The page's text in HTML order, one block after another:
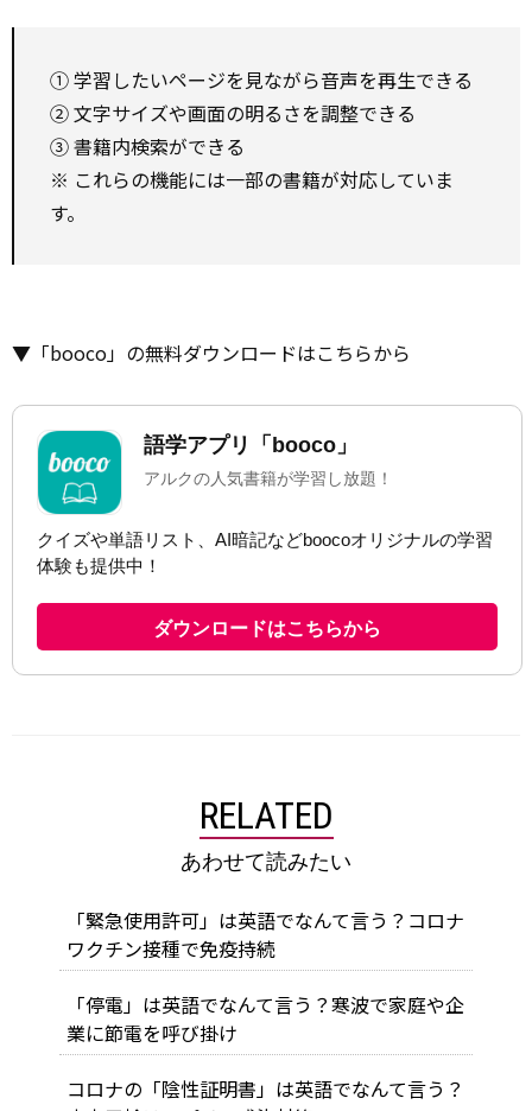
① 学習したいページを見ながら音声を再生できる
② 文字サイズや画面の明るさを調整できる
③ 書籍内検索ができる
※ これらの機能には一部の書籍が対応していま
す。
▼「booco」の無料ダウンロードはこちらから
RELATED
あわせて読みたい
「緊急使用許可」は英語でなんて言う？コロナ
ワクチン接種で免疫持続
「停電」は英語でなんて言う？寒波で家庭や企
業に節電を呼び掛け
コロナの「陰性証明書」は英語でなんて言う？